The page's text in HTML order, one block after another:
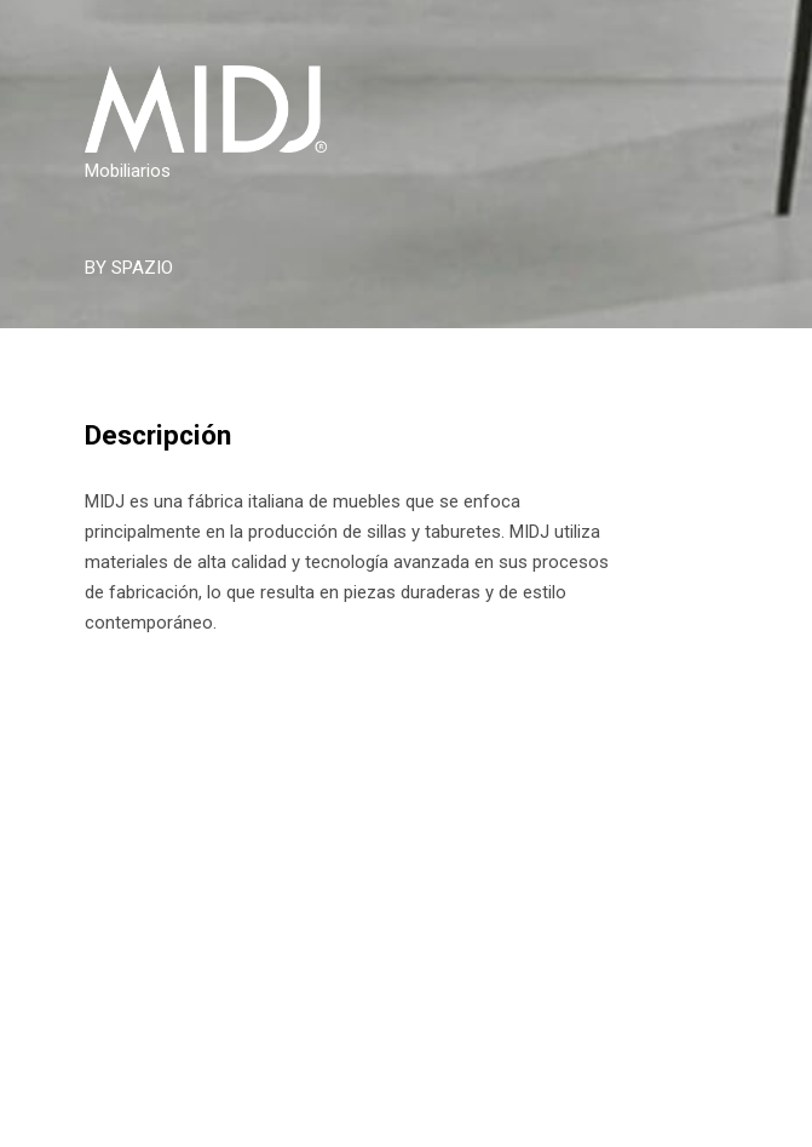
Mobiliarios
BY SPAZIO
Descripción
MIDJ es una fábrica italiana de muebles que se enfoca
principalmente en la producción de sillas y taburetes. MIDJ utiliza
materiales de alta calidad y tecnología avanzada en sus procesos
de fabricación, lo que resulta en piezas duraderas y de estilo
contemporáneo.